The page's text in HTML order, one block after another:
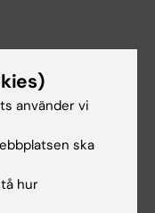
använder vi
ska
hur